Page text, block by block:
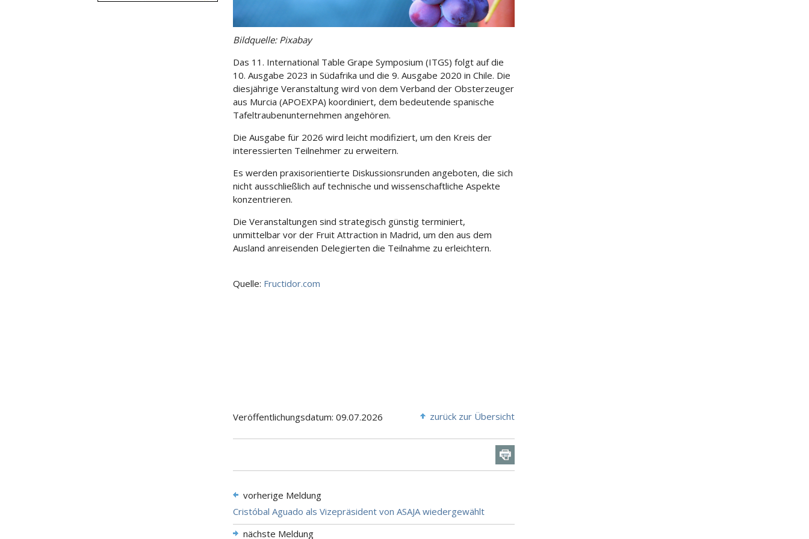
Bildquelle: Pixabay
Das 11. International Table Grape Symposium (ITGS) folgt auf die
10. Ausgabe 2023 in Südafrika und die 9. Ausgabe 2020 in Chile. Die
diesjährige Veranstaltung wird von dem Verband der Obsterzeuger
aus Murcia (APOEXPA) koordiniert, dem bedeutende spanische
Tafeltraubenunternehmen angehören.
Die Ausgabe für 2026 wird leicht modifiziert, um den Kreis der
interessierten Teilnehmer zu erweitern.
Es werden praxisorientierte Diskussionsrunden angeboten, die sich
nicht ausschließlich auf technische und wissenschaftliche Aspekte
konzentrieren.
Die Veranstaltungen sind strategisch günstig terminiert,
unmittelbar vor der Fruit Attraction in Madrid, um den aus dem
Ausland anreisenden Delegierten die Teilnahme zu erleichtern.
Quelle: Fructidor.com
Veröffentlichungsdatum: 09.07.2026 zurück zur Übersicht
vorherige Meldung
Cristóbal Aguado als Vizepräsident von ASAJA wiedergewählt
nächste Meldung